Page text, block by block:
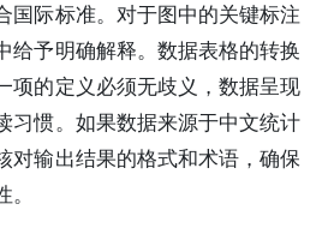
国际标准。对于图中的关键标注
给予明确解释。数据表格的转换
项的定义必须无歧义，数据呈现
习惯。如果数据来源于中文统计
对输出结果的格式和术语，确保